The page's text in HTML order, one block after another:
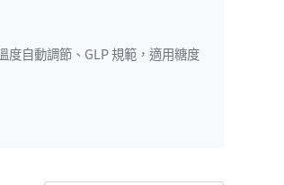
度自動調節、GLP 規範，適用糖度